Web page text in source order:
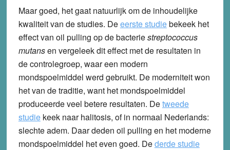
Maar goed, het gaat natuurlijk om de inhoudelijke
kwaliteit van de studies. Deeerste studiebekeek het
effect van oil pulling op de bacteriestreptococcus
mutansen vergeleek dit effect met de resultaten in
de controlegroep, waar een modern
mondspoelmiddel werd gebruikt. De moderniteit won
het van de traditie, want het mondspoelmiddel
produceerde veel betere resultaten. Detweede
studiekeek naar halitosis, of in normaal Nederlands:
slechte adem. Daar deden oil pulling en het moderne
mondspoelmiddel het even goed. Dederde studie